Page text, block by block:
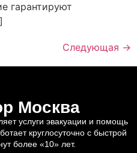
гарантируют
Следующая →
Москва
услуги эвакуации и помощь
круглосуточно с быстрой
более «10» лет.